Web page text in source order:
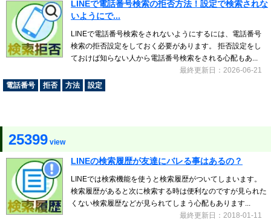
LINEで電話番号検索の拒否方法！設定で検索されな
いようにで...
LINEで電話番号検索をされないようにするには、電話番号
検索の拒否設定をしておく必要があります。 拒否設定をし
ておけば知らない人から電話番号検索をされる心配もあ...
最終更新日：2026-06-21
電話番号
拒否 方法 設定
25399 view
LINEの検索履歴が友達にバレる事はあるの？
LINEでは検索機能を使うと検索履歴がついてしまいます。
検索履歴があると次に検索する時は便利なのですが見られた
くない検索履歴などが見られてしまう心配もあります...
最終更新日：2018-01-11